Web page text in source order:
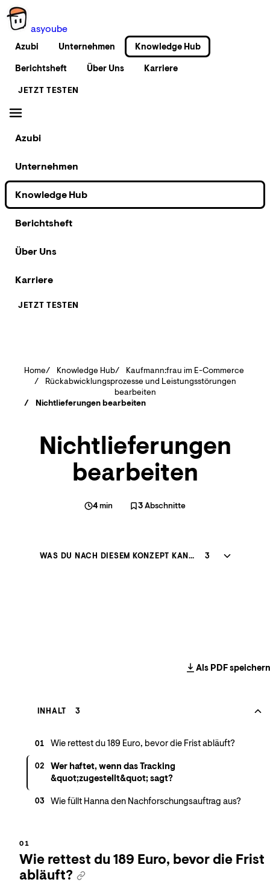
asyoube
Azubi Unternehmen
Knowledge Hub
Berichtsheft
Über Uns Karriere
JETZT TESTEN
Azubi
Unternehmen
Knowledge Hub
Berichtsheft
Über Uns
Karriere
JETZT TESTEN
Home Knowledge Hub
Kaufmann:frau im E-Commerce
Rückabwicklungsprozesse und Leistungsstörungen
bearbeiten
Nichtlieferungen bearbeiten
Nichtlieferungen
bearbeiten
4min 3Abschnitte
WAS DU NACH DIESEM KONZEPT KANNST 3
Als PDF speichern
INHALT 3
01 Wie rettest du 189 Euro, bevor die Frist abläuft?
02
Wer haftet, wenn das Tracking
&quot;zugestellt&quot; sagt?
03 Wie füllt Hanna den Nachforschungsauftrag aus?
Wie rettest du 189 Euro, bevor die Frist
abläuft?